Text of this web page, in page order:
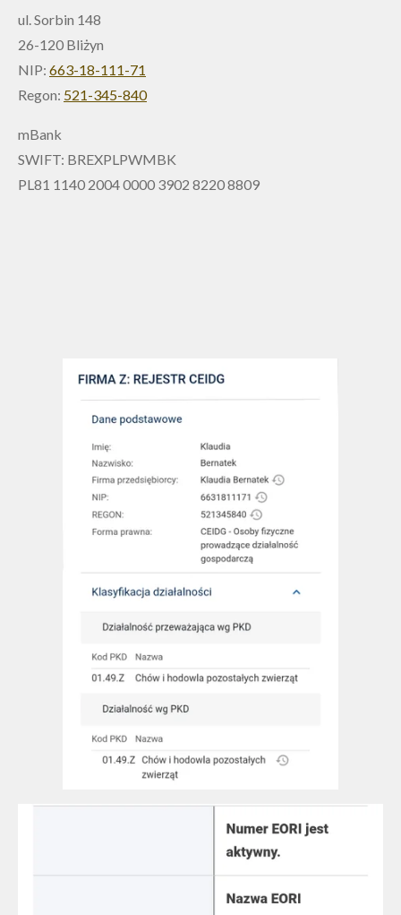
ul. Sorbin 148
26-120 Bliżyn
NIP: 663-18-111-71
Regon: 521-345-840
mBank
SWIFT: BREXPLPWMBK
PL81 1140 2004 0000 3902 8220 8809